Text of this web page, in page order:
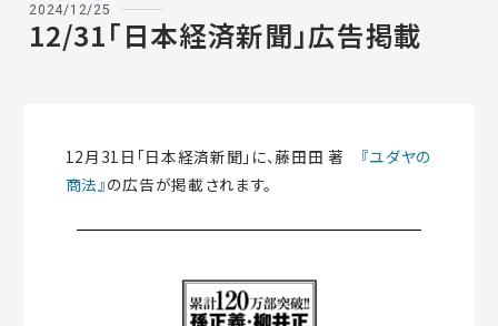
2024/12/25
12/31「日本経済新聞」広告掲載
12月31日「日本経済新聞」に、藤田田 著 『ユダヤの
商法』の広告が掲載されます。